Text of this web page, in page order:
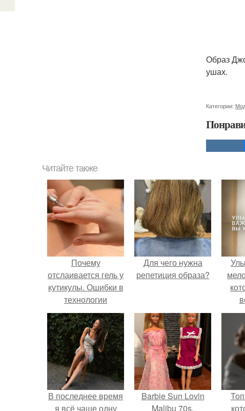
Образ
ушах.
Категории:
Читайте также
Почему
отслаивается гель у
кутикулы. Ошибки в
технологии
маникюра
Для чего нужна
репетиция образа?
В последнее время
я всё чаще одну
Barbie Sun Lovin
Malibu 70s.